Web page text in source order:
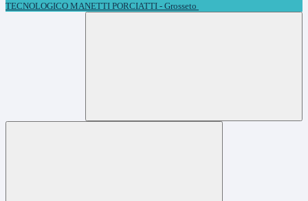
TECNOLOGICO MANETTI PORCIATTI - Grosseto